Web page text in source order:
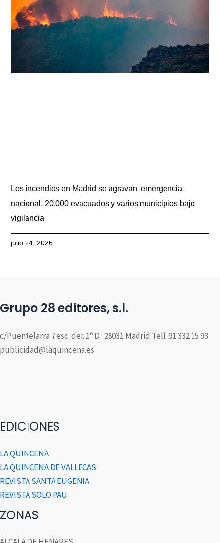
Los incendios en Madrid se agravan: emergencia
nacional, 20.000 evacuados y varios municipios bajo
vigilancia
julio 24, 2026
Grupo 28 editores, s.l.
c/Puentelarra 7 esc. der. 1º D · 28031 Madrid Telf. 91 332 15 93
publicidad@laquincena.es
EDICIONES
LA QUINCENA
LA QUINCENA DE VALLECAS
REVISTA SANTA EUGENIA
REVISTA SOLO PAU
ZONAS